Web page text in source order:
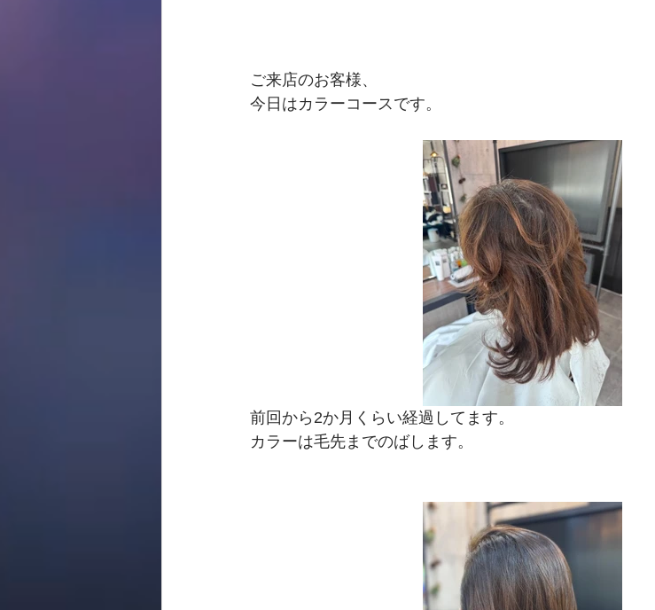
ご来店のお客様、
今日はカラーコースです。
前回から2か月くらい経過してます。
カラーは毛先までのばします。